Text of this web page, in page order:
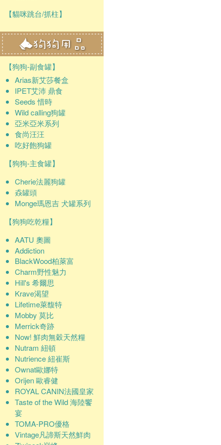
【貓咪跳台/抓柱】
【狗狗-副食罐】
Arias新艾莎餐盒
IPET艾沛 鼎食
Seeds 惜時
Wild calling狗罐
亞米亞米系列
食尚汪汪
吃好飽狗罐
【狗狗-主食罐】
Cherie法麗狗罐
猋罐頭
Monge瑪恩吉 犬罐系列
【狗狗吃乾糧】
AATU 奧圖
Addiction
BlackWood柏萊富
Charm野性魅力
Hill's 希爾思
Krave渴望
Lifetime萊馥特
Mobby 莫比
Merrick奇跡
Now! 鮮肉無穀天然糧
Nutram 紐頓
Nutrience 紐崔斯
Ownat歐娜特
Orijen 歐睿健
ROYAL CANIN法國皇家
Taste of the Wild 海陸饗
宴
TOMA-PRO優格
Vintage凡諦斯天然鮮肉